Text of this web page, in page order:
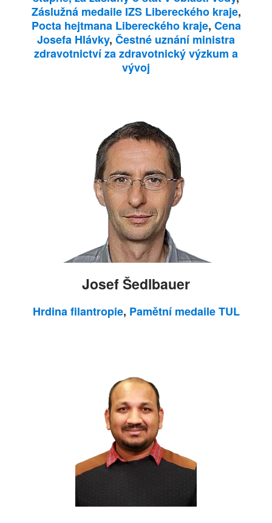
Záslužná medaile IZS Libereckého kraje,
Pocta hejtmana Libereckého kraje, Cena
Josefa Hlávky, Čestné uznání ministra
zdravotnictví za zdravotnický výzkum a
vývoj
Josef Šedlbauer
Hrdina filantropie, Pamětní medaile TUL